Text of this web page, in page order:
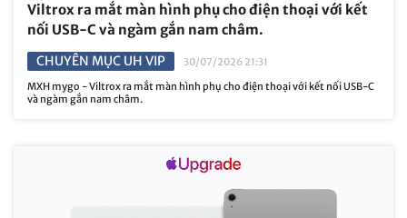
Viltrox ra mắt màn hình phụ cho điện thoại với kết
nối USB-C và ngàm gắn nam châm.
CHUYÊN MỤC UH VIP
30/07/2026 21:31
MXH mygo - Viltrox ra mắt màn hình phụ cho điện thoại với kết nối USB-C
và ngàm gắn nam châm.